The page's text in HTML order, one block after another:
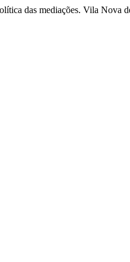
das mediações. Vila Nova